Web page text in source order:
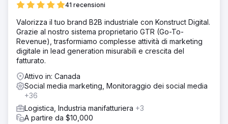
41 recensioni
Valorizza il tuo brand B2B industriale con Konstruct Digital.
Grazie al nostro sistema proprietario GTR (Go-To-
Revenue), trasformiamo complesse attività di marketing
digitale in lead generation misurabili e crescita del
fatturato.
Attivo in: Canada
Social media marketing, Monitoraggio dei social media
+36
Logistica, Industria manifatturiera +3
A partire da $10,000